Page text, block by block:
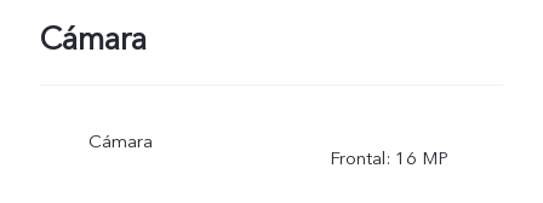
Cámara
Cámara
Frontal: 16 MP